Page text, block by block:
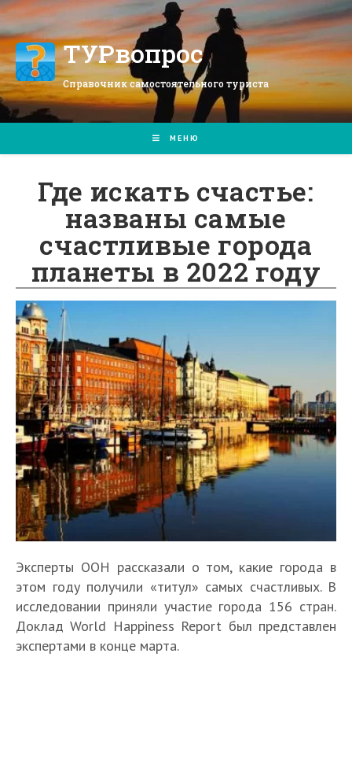
Перейти
к
содержимомуТУРвопрос
Справочник самостоятельного туриста
МЕНЮ
Где искать счастье:
названы самые
счастливые города
планеты в 2022 году
Эксперты ООН рассказали о том, какие города в
этом году получили «титул» самых счастливых. В
исследовании приняли участие города 156 стран.
Доклад World Happiness Report был представлен
экспертами в конце марта.